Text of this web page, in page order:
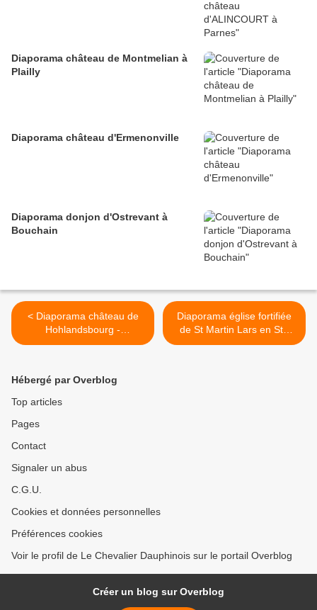
Diaporama château de Montmelian à
Plailly
Diaporama château d'Ermenonville
Diaporama donjon d'Ostrevant à
Bouchain
< Diaporama château de
Hohlandsbourg -
Wintzenheim
Diaporama église fortifiée
de St Martin Lars en Ste
Hermine >
Hébergé par Overblog
Top articles
Pages
Contact
Signaler un abus
C.G.U.
Cookies et données personnelles
Préférences cookies
Voir le profil de Le Chevalier Dauphinois sur le portail Overblog
Créer un blog sur Overblog